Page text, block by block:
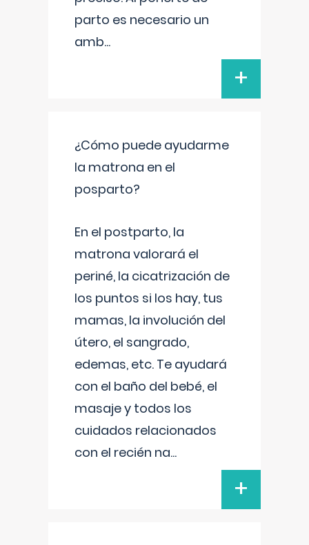
parto es necesario un
amb...
+
¿Cómo puede ayudarme
la matrona en el
posparto?
En el postparto, la
matrona valorará el
periné, la cicatrización de
los puntos si los hay, tus
mamas, la involución del
útero, el sangrado,
edemas, etc. Te ayudará
con el baño del bebé, el
masaje y todos los
cuidados relacionados
con el recién na...
+